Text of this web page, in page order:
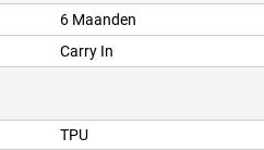
6 Maanden
Carry In
TPU